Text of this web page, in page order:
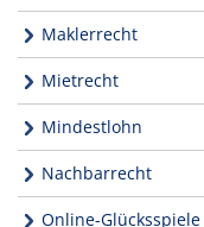
Maklerrecht
Mietrecht
Mindestlohn
Nachbarrecht
Online-Glücksspiele